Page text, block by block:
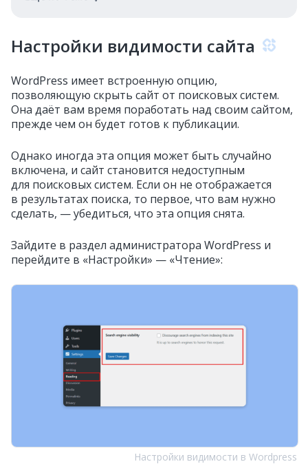
Настройки видимости сайта
WordPress имеет встроенную опцию,
позволяющую скрыть сайт от поисковых систем.
Она даёт вам время поработать над своим сайтом,
прежде чем он будет готов к публикации.
Однако иногда эта опция может быть случайно
включена, и сайт становится недоступным
для поисковых систем. Если он не отображается
в результатах поиска, то первое, что вам нужно
сделать, — убедиться, что эта опция снята.
Зайдите в раздел администратора WordPress и
перейдите в «Настройки» — «Чтение»:
Настройки видимости в Wordpress